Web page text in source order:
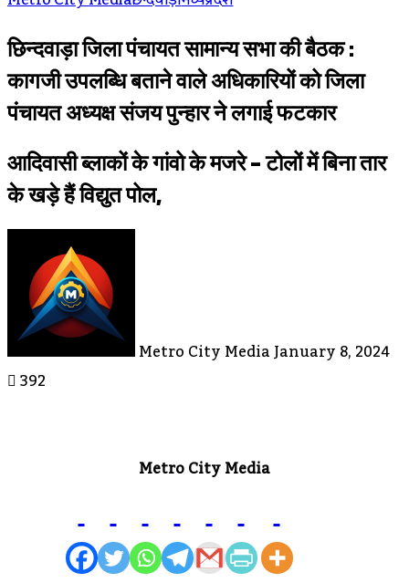
छिन्दवाड़ा जिला पंचायत सामान्य सभा की बैठक :
कागजी उपलब्धि बताने वाले अधिकारियों को जिला
पंचायत अध्यक्ष संजय पुन्हार ने लगाई फटकार
आदिवासी ब्लाकों के गांवो के मजरे - टोलों में बिना तार
के खड़े हैं विद्युत पोल,
Metro City MediaJanuary 8, 2024
392
Metro City Media